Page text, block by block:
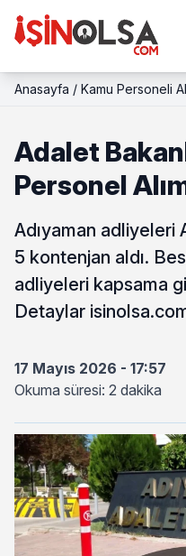
Anasayfa / Kamu Personeli
Adalet
Personel
Adıyaman adliyeleri
5 kontenjan aldı.
adliyeleri kapsama
Detaylar
17 Mayıs 2026 - 17:57
Okuma süresi: 2 dakika